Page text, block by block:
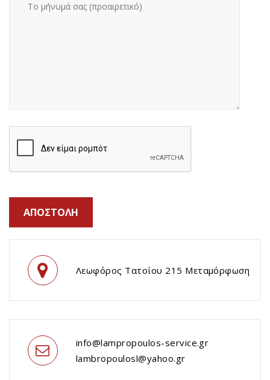
Λεωφόρος Τατοΐου 215 Μεταμόρφωση
info@lampropoulos-service.gr
lambropoulosl@yahoo.gr